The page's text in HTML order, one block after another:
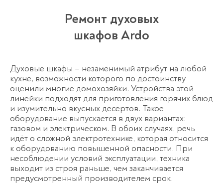
Ремонт духовых
шкафов Ardo
Духовые шкафы – незаменимый атрибут на любой
кухне, возможности которого по достоинству
оценили многие домохозяйки. Устройства этой
линейки подходят для приготовления горячих блюд
и изумительно вкусных десертов. Такое
оборудование выпускается в двух вариантах:
газовом и электрическом. В обоих случаях, речь
идёт о сложной электротехнике, которая относится
к оборудованию повышенной опасности. При
несоблюдении условий эксплуатации, техника
выходит из строя раньше, чем заканчивается
предусмотренный производителем срок.